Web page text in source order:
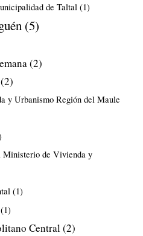
de Taltal (1)
(5)
(2)
(2)
y Urbanismo Región del Maule
Ministerio de Vivienda y
(1)
(1)
Central(2)